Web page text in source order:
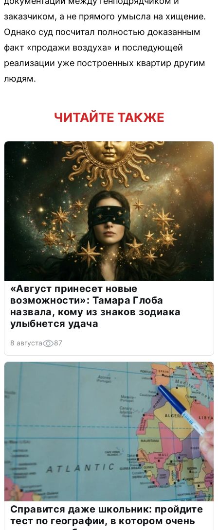
заказчиком, а не прямого умысла на хищение.
Однако суд посчитал полностью доказанным
факт «продажи воздуха» и последующей
реализации уже построенных квартир другим
людям.
ЧИТАЙТЕ ТАКЖЕ
«Август принесет новые
возможности»: Тамара Глоба
назвала, кому из знаков зодиака
улыбнется удача
8 августа 87
Справится даже школьник: пройдите
тест по географии, в котором очень